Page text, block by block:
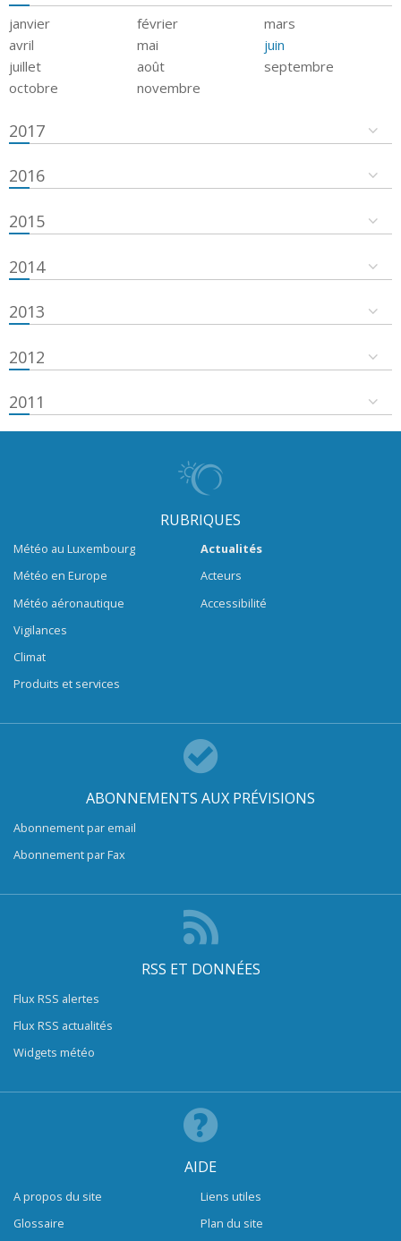
janvier février
mars
avril
mai
juin
juillet
août
septembre
octobre
novembre
2017
2016
2015
2014
2013
2012
2011
RUBRIQUES
Météo au Luxembourg
Météo en Europe
Météo aéronautique
Vigilances
Climat
Produits et services
Actualités
Acteurs
Accessibilité
ABONNEMENTS AUX PRÉVISIONS
Abonnement par email
Abonnement par Fax
RSS ET DONNÉES
Flux RSS alertes
Flux RSS actualités
Widgets météo
AIDE
A propos du site
Glossaire
Liens utiles
Plan du site